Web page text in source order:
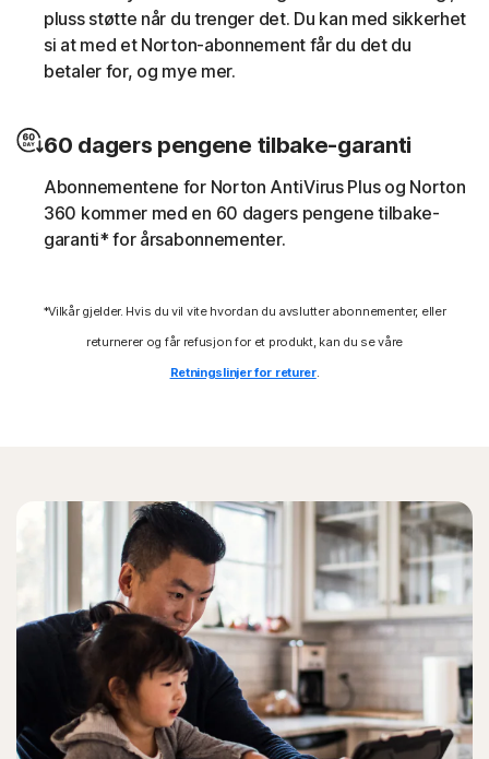
myntgravingsskript uten brukerens samtykke (f.eks.
Cryptojacking).
som ringer deres Kommando- og kontrollsenter (C&C)
for å laste ned ytterligere ondsinnet programvare.
Norton-beskyttelse bidrar til å blokkere spesifikke
Moderne Internett-trusler etterlater ingen spor i
filsystemet ved å utnytte skript og kjøring i minnet.
Norton-beskyttelse oppdager dem og hjelper deg med å
fjerne dem.
Formjacking-angrep
Norton-beskyttelse bidrar til å blokkere forsøk på å
stjele kredittkort ved betaling på Internett (i kassen).
pluss støtte når du trenger det. Du kan med sikkerhet
si at med et Norton-abonnement får du det du
betaler for, og mye mer.
60 dagers pengene tilbake-garanti
Abonnementene for Norton AntiVirus Plus og Norton
360 kommer med en 60 dagers pengene tilbake-
garanti* for årsabonnementer.
*Vilkår gjelder. Hvis du vil vite hvordan du avslutter abonnementer, eller
returnerer og får refusjon for et produkt, kan du se våre
Retningslinjer for returer.